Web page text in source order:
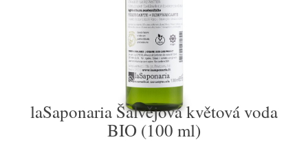
laSaponaria Šalvějová květová voda
BIO (100 ml)